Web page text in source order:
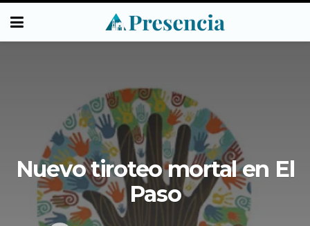
Nuevo tiroteo mortal en El
Paso